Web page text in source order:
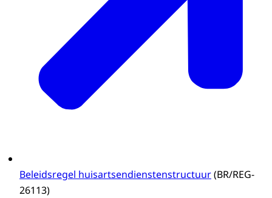
Beleidsregel huisartsendienstenstructuur(BR/REG-
26113)